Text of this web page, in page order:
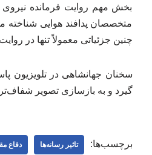
بخش مهم روایت فرمانده
متخصصان پدافند هوایی
چنین جزئیاتی معمولاً تنها در
سخنان جهانشاهی در تلویزیون
گیرد و به بازسازی تصویر
برچسب‌ها: تاثیر رسانه‌ها دفاع